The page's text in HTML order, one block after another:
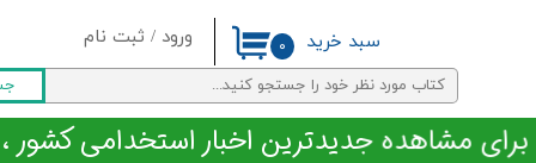
ورود / ثبت نام
حساب کاربری من
تغییر گذر واژه
۰ سبد خرید
برای مشاهده جدیدترین اخبار استخدامی کشور